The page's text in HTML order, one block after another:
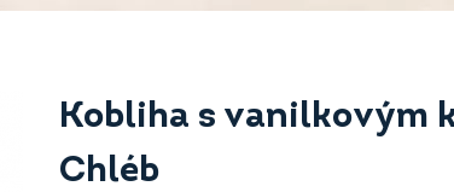
Kobliha s vanilkovým
Chléb